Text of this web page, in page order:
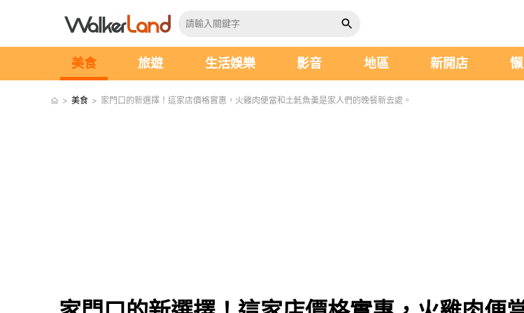
美食 旅遊 生活娛樂 影音 地區 新開店
> 美食 > 家門口的新選擇！這家店價格實惠，火雞肉便當和土魠魚羹是家人們的晚餐新去處。